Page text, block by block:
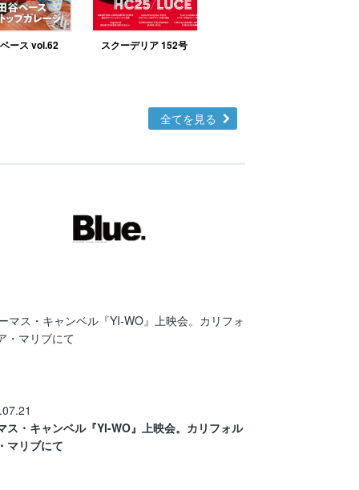
ース vol.62 スクーデリア 152号
全てを見る
ス・キャンベル『YI-WO』上映会。カリフォル
マリブにて